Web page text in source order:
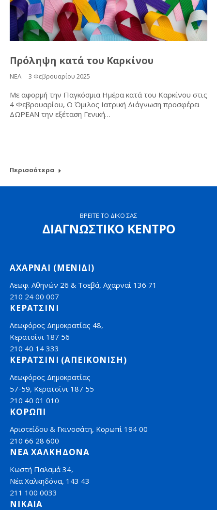
Πρόληψη κατά του Καρκίνου
ΝΕΑ 3 Φεβρουαρίου 2025
Με αφορμή την Παγκόσμια Ημέρα κατά του Καρκίνου στις
4 Φεβρουαρίου, Ο Όμιλος Ιατρική Διάγνωση προσφέρει
ΔΩΡΕΑΝ την εξέταση Γενική…
Περισσότερα
ΒΡΕΙΤΕ ΤΟ ΔΙΚΟ ΣΑΣ
ΔΙΑΓΝΩΣΤΙΚΟ ΚΕΝΤΡΟ
ΑΧΑΡΝΑΙ (ΜΕΝΙΔΙ)
Λεωφ. Αθηνών 26 & Τσεβά, Αχαρναί 136 71
210 24 00 007
ΚΕΡΑΤΣΙΝΙ
Λεωφόρος Δημοκρατίας 48,
Κερατσίνι 187 56
210 40 14 333
ΚΕΡΑΤΣΙΝΙ (ΑΠΕΙΚΟΝΙΣΗ)
Λεωφόρος Δημοκρατίας
57-59, Κερατσίνι 187 55
210 40 01 010
ΚΟΡΩΠΙ
Αριστείδου & Γκινοσάτη, Κορωπί 194 00
210 66 28 600
ΝΕΑ ΧΑΛΚΗΔΟΝΑ
Κωστή Παλαμά 34,
Νέα Χαλκηδόνα, 143 43
211 100 0033
ΝΙΚΑΙΑ